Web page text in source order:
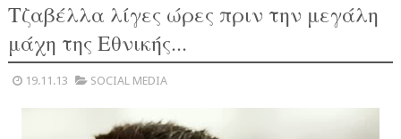
Τζαβέλλα λίγες ώρες πριν την μεγάλη
μάχη της Εθνικής...
19.11.13 SOCIAL MEDIA